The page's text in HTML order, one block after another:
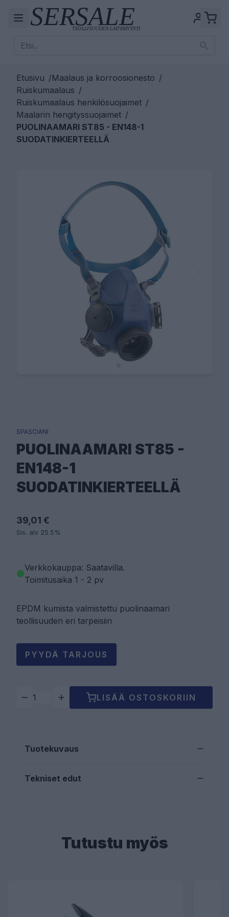
Etusivu /Maalaus ja korroosionesto /
Ruiskumaalaus /
Ruiskumaalaus henkilösuojaimet /
Maalarin hengityssuojaimet /
PUOLINAAMARI ST85 - EN148-1
SUODATINKIERTEELLÄ
SPASCIANI
PUOLINAAMARI ST85 -
EN148-1
SUODATINKIERTEELLÄ
39,01 €
Sis. alv 25.5%
Verkkokauppa: Saatavilla.
Toimitusaika 1 - 2 pv
EPDM kumista valmistettu puolinaamari
teollisuuden eri tarpeisiin
PYYDÄ TARJOUS
LISÄÄ OSTOSKORIIN
Tuotekuvaus
Tekniset edut
Tutustu myös